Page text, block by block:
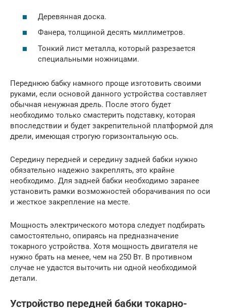
Деревянная доска.
Фанера, толщиной десять миллиметров.
Тонкий лист металла, который разрезается
специальными ножницами.
Переднюю бабку намного проще изготовить своими
руками, если основой данного устройства составляет
обычная ненужная дрель. После этого будет
необходимо только смастерить подставку, которая
впоследствии и будет закрепительной платформой для
дрели, имеющая строгую горизонтальную ось.
Середину передней и середину задней бабки нужно
обязательно надежно закреплять, это крайне
необходимо. Для задней бабки необходимо заранее
установить рамки возможностей оборачивания по оси
и жесткое закрепление на месте.
Мощность электрического мотора следует подбирать
самостоятельно, опираясь на предназначение
токарного устройства. Хотя мощность двигателя не
нужно брать на менее, чем на 250 Вт. В противном
случае не удастся выточить ни одной необходимой
детали.
Устройство передней бабки токарно-